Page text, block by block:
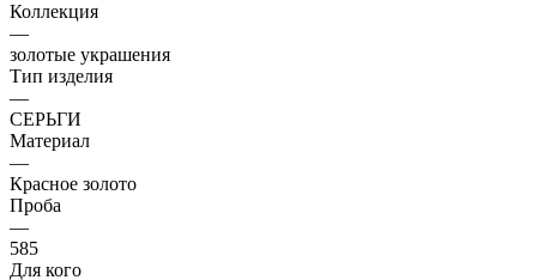
Коллекция
—
золотые украшения
Тип изделия
—
СЕРЬГИ
Материал
—
Красное золото
Проба
—
585
Для кого